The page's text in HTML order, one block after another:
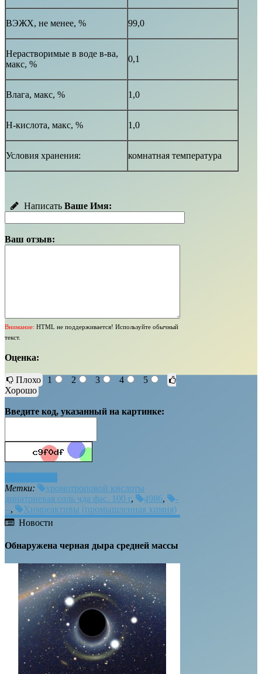
ВЭЖХ, не менее, % 99,0
Нерастворимые в воде в-ва,
макс, %
0,1
Влага, макс, % 1,0
Н-кислота, макс, % 1,0
Условия хранения: комнатная температура
Написать Ваше Имя:
Ваш отзыв:
Внимание: HTML не поддерживается! Используйте обычный
текст.
Оценка:
Плохо 1 2 3 4
5
Хорошо
Введите код, указанный на картинке:
Метки:
хромотроповой кислоты
динатриевая соль чда фас. 100 г, 4986,
-
--,
Химреактивы (промышленная химия)
Новости
Обнаружена черная дыра средней массы